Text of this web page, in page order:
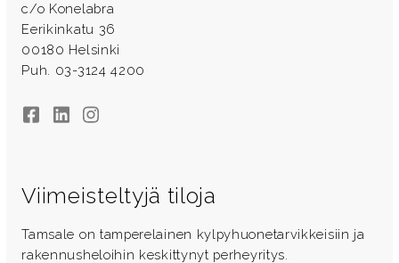
c/o Konelabra
Eerikinkatu 36
00180 Helsinki
Puh. 03-3124 4200
FacebookLinkedInInstagram
Viimeisteltyjä tiloja
Tamsale on tamperelainen kylpyhuonetarvikkeisiin ja
rakennusheloihin keskittynyt perheyritys.